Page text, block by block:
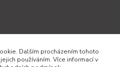
007
Dalším procházením tohoto
používáním. Více informací v